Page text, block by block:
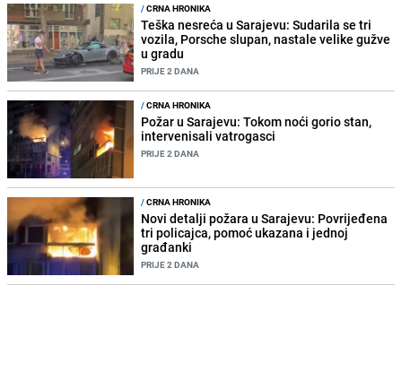
/CRNA HRONIKA
Teška nesreća u Sarajevu: Sudarila se tri
vozila, Porsche slupan, nastale velike gužve
u gradu
PRIJE 2 DANA
/CRNA HRONIKA
Požar u Sarajevu: Tokom noći gorio stan,
intervenisali vatrogasci
PRIJE 2 DANA
/CRNA HRONIKA
Novi detalji požara u Sarajevu: Povrijeđena
tri policajca, pomoć ukazana i jednoj
građanki
PRIJE 2 DANA